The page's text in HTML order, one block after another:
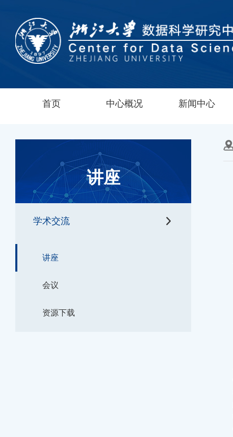
首页 中心概况 新闻中心
讲座
学术交流
讲座
会议
资源下载